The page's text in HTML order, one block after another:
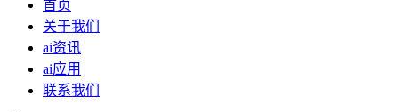
首页
关于我们
ai资讯
ai应用
联系我们